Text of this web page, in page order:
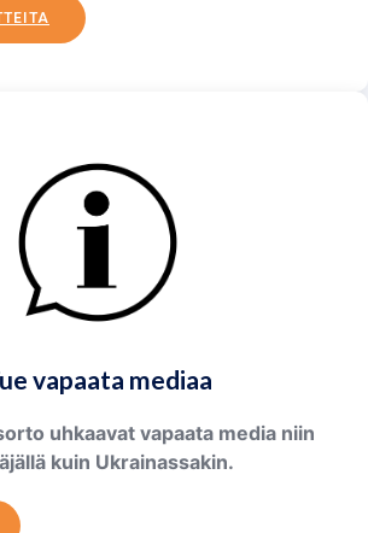
vapaata mediaa
uhkaavat vapaata media niin
kuin Ukrainassakin.